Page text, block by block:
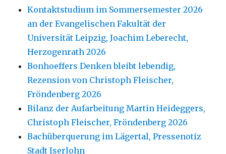
Kontaktstudium im Sommersemester 2026
an der Evangelischen Fakultät der
Universität Leipzig, Joachim Leberecht,
Herzogenrath 2026
Bonhoeffers Denken bleibt lebendig,
Rezension von Christoph Fleischer,
Fröndenberg 2026
Bilanz der Aufarbeitung Martin Heideggers,
Christoph Fleischer, Fröndenberg 2026
Bachüberquerung im Lägertal, Pressenotiz
Stadt Iserlohn